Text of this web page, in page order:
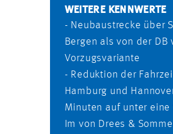
WEITERE KENNWERTE
- Neubaustrecke über
Bergen als von der
Vorzugsvariante
- Reduktion der
Hamburg und
Minuten auf unter eine
Im von Drees &